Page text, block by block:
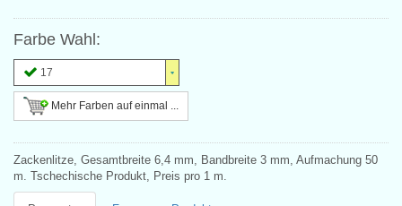
Farbe Wahl:
17
Mehr Farben auf einmal ...
Zackenlitze, Gesamtbreite 6,4 mm, Bandbreite 3 mm, Aufmachung 50
m. Tschechische Produkt, Preis pro 1 m.